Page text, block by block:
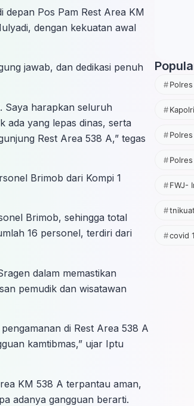
depan Pos Pam Rest Area KM
dengan kekuatan awal
jawab, dan dedikasi penuh
Saya harapkan seluruh
ada yang lepas dinas, serta
Rest Area 538 A,” tegas
Brimob dari Kompi 1
Brimob, sehingga total
16 personel, terdiri dari
dalam memastikan
pemudik dan wisatawan
di Rest Area 538 A
kamtibmas,” ujar Iptu
KM 538 A terpantau aman,
adanya gangguan berarti.
Kapolri
FWJ-
covid